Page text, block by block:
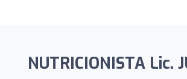
NUTRICIONISTA Lic.